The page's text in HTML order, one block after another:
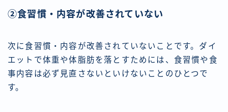
②食習慣・内容が改善されていない
次に食習慣・内容が改善されていないことです。ダイ
エットで体重や体脂肪を落とすためには、食習慣や食
事内容は必ず見直さないといけないことのひとつで
す。